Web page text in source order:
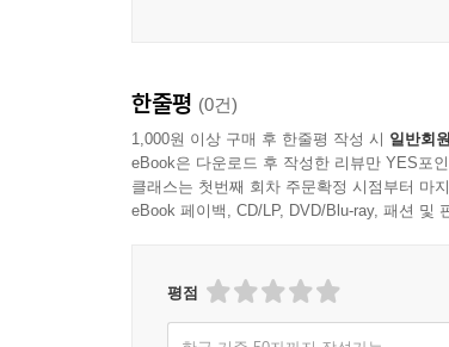
한줄평 (0건)
1,000원 이상 구매 후 한줄평 작성 시 일반회
eBook은 다운로드 후 작성한 리뷰만 YES포
클래스는 첫번째 회차 주문확정 시점부터 마
eBook 페이백, CD/LP, DVD/Blu-ray, 패션 및
평점